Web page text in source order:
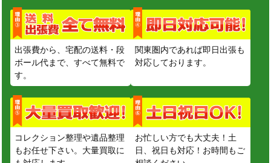
出張費から、宅配の送料・段
ボール代まで、すべて無料で
す。
関東圏内であれば即日出張も
対応しております。
コレクション整理や遺品整理
もお任せ下さい。大量買取に
お忙しい方でも大丈夫！土
日、祝日も対応！お時間もご